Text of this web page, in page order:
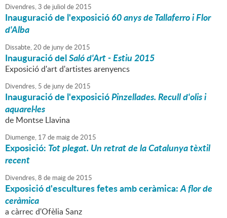
Divendres,3 de juliol de2015
Inauguració de l'exposició60 anys de Tallaferro i Flor
d'Alba
Dissabte,20 de junyde2015
Inauguració delSaló d'Art - Estiu 2015
Exposició d'art d'artistes arenyencs
Divendres, 5 de junyde2015
Inauguració de l'exposicióPinzellades. Recull d'olis i
aquarel·les
de Montse Llavina
Diumenge, 17 de maigde2015
Exposició: Tot plegat. Un retrat de la Catalunya tèxtil
recent
Divendres,8 de maigde2015
Exposició d'escultures fetes amb ceràmica:A flor de
ceràmica
a càrrec d'Ofèlia Sanz